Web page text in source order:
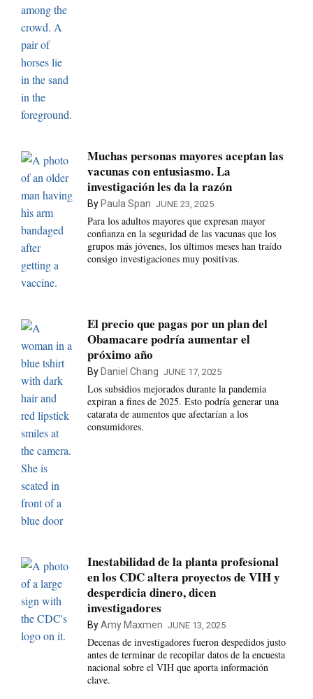
Muchas personas mayores aceptan las
vacunas con entusiasmo. La
investigación les da la razón
By Paula Span JUNE 23, 2025
Para los adultos mayores que expresan mayor
confianza en la seguridad de las vacunas que los
grupos más jóvenes, los últimos meses han traído
consigo investigaciones muy positivas.
El precio que pagas por un plan del
Obamacare podría aumentar el
próximo año
By Daniel Chang JUNE 17, 2025
Los subsidios mejorados durante la pandemia
expiran a fines de 2025. Esto podría generar una
catarata de aumentos que afectarían a los
consumidores.
Inestabilidad de la planta profesional
en los CDC altera proyectos de VIH y
desperdicia dinero, dicen
investigadores
ByAmy Maxmen JUNE 13, 2025
Decenas de investigadores fueron despedidos justo
antes de terminar de recopilar datos de la encuesta
nacional sobre el VIH que aporta información
clave.